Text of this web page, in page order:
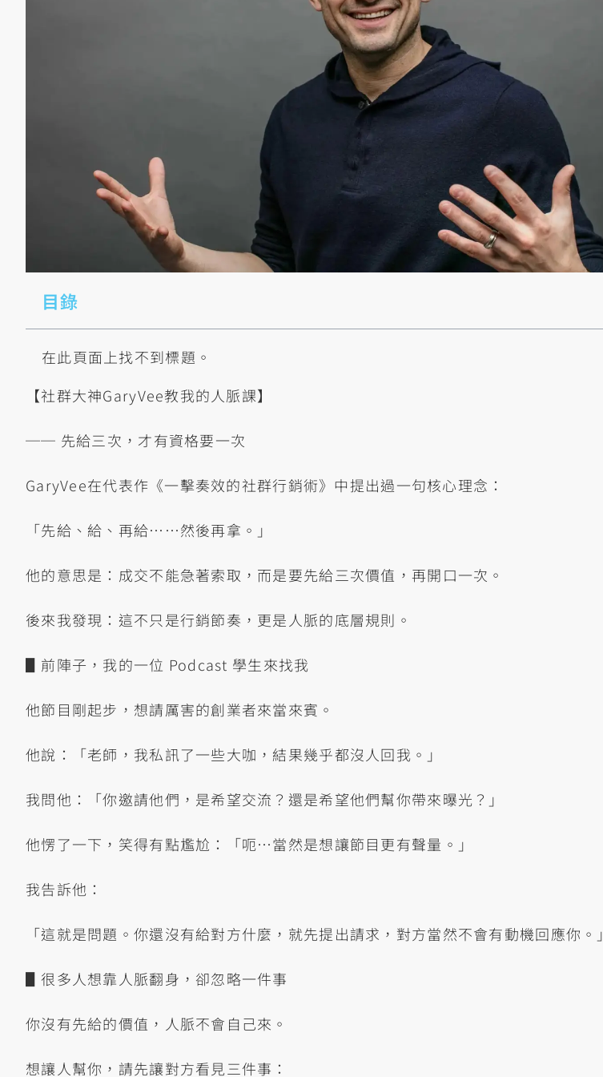
目錄
在此頁面上找不到標題。
【社群大神GaryVee教我的人脈課】
── 先給三次，才有資格要一次
GaryVee在代表作《一擊奏效的社群行銷術》中提出過一句核心理念：
「先給、給、再給……然後再拿。」
他的意思是：成交不能急著索取，而是要先給三次價值，再開口一次。
後來我發現：這不只是行銷節奏，更是人脈的底層規則。
▋前陣子，我的一位 Podcast 學生來找我
他節目剛起步，想請厲害的創業者來當來賓。
他說：「老師，我私訊了一些大咖，結果幾乎都沒人回我。」
我問他：「你邀請他們，是希望交流？還是希望他們幫你帶來曝光？」
他愣了一下，笑得有點尷尬：「呃…當然是想讓節目更有聲量。」
我告訴他：
「這就是問題。你還沒有給對方什麼，就先提出請求，對方當然不會有動機回應你。」
▋很多人想靠人脈翻身，卻忽略一件事
你沒有先給的價值，人脈不會自己來。
想讓人幫你，請先讓對方看見三件事：